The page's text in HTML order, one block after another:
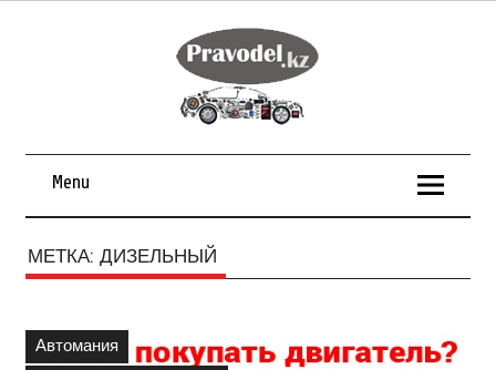
Menu
МЕТКА: ДИЗЕЛЬНЫЙ
Автомания